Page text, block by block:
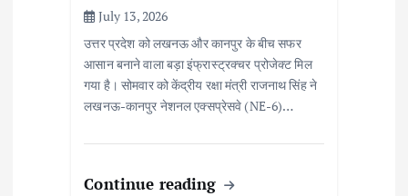
July 13, 2026
उत्तर प्रदेश को लखनऊ और कानपुर के बीच सफर
आसान बनाने वाला बड़ा इंफ्रास्ट्रक्चर प्रोजेक्ट मिल
गया है। सोमवार को केंद्रीय रक्षा मंत्री राजनाथ सिंह ने
लखनऊ-कानपुर नेशनल एक्सप्रेसवे (NE-6)…
Continue reading